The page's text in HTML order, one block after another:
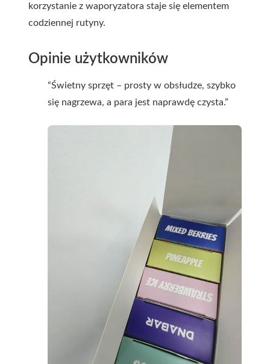
korzystanie z waporyzatora staje się elementem
codziennej rutyny.
Opinie użytkowników
“Świetny sprzęt – prosty w obsłudze, szybko
się nagrzewa, a para jest naprawdę czysta.”